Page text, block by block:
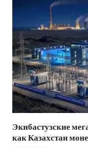
Экибастузские
как Казахстан